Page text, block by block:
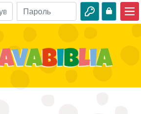
Біблійні пригоди